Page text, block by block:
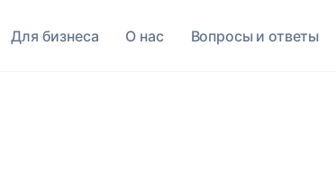
Для бизнеса O нас Вопросы и ответы